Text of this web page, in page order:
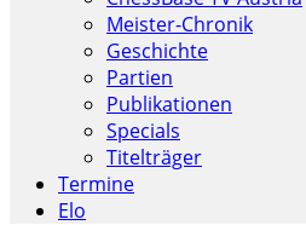
Meister-Chronik
Geschichte
Partien
Publikationen
Specials
Titelträger
Termine
Elo